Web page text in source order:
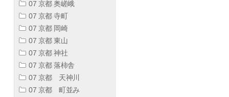
07 京都 奥嵯峨
07 京都 寺町
07 京都 岡崎
07 京都 東山
07 京都 神社
07 京都 落柿舎
07 京都 天神川
07 京都 町並み